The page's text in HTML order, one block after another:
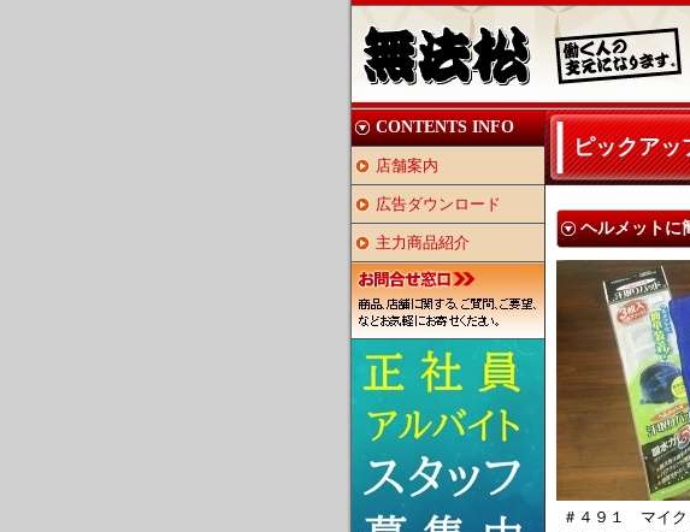
ピックアッ
ヘルメットに
＃４９１ マイク
CONTENTS INFO
店舗案内
広告ダウンロード
主力商品紹介